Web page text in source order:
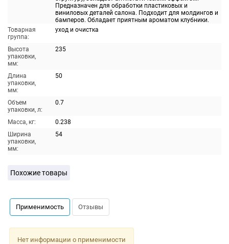
Предназначен для обработки пластиковых и
виниловых деталей салона. Подходит для молдингов и
бамперов. Обладает приятным ароматом клубники.
Товарная
группа:
уход и очистка
Высота
упаковки,
мм:
235
Длина
упаковки,
мм:
50
Объем
упаковки, л:
0.7
Масса, кг:
0.238
Ширина
упаковки,
мм:
54
Похожие товары
Применимость Отзывы
Нет информации о применимости